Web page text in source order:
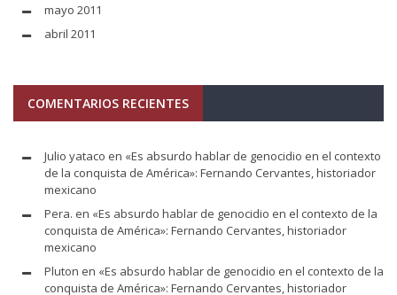
mayo 2011
abril 2011
COMENTARIOS RECIENTES
Julio yataco en «Es absurdo hablar de genocidio en el contexto
de la conquista de América»: Fernando Cervantes, historiador
mexicano
Pera. en «Es absurdo hablar de genocidio en el contexto de la
conquista de América»: Fernando Cervantes, historiador
mexicano
Pluton en «Es absurdo hablar de genocidio en el contexto de la
conquista de América»: Fernando Cervantes, historiador